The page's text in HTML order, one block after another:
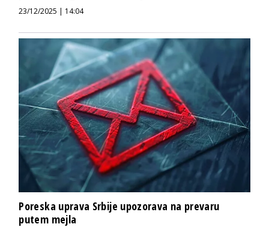
23/12/2025 | 14:04
Poreska uprava Srbije upozorava na prevaru
putem mejla